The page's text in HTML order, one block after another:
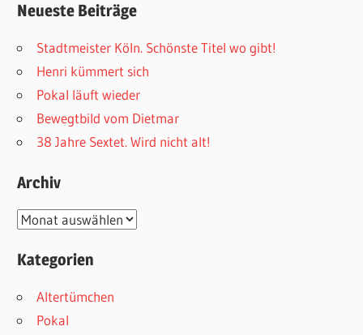
Neueste Beiträge
Stadtmeister Köln. Schönste Titel wo gibt!
Henri kümmert sich
Pokal läuft wieder
Bewegtbild vom Dietmar
38 Jahre Sextet. Wird nicht alt!
Archiv
Archiv
Kategorien
Altertümchen
Pokal